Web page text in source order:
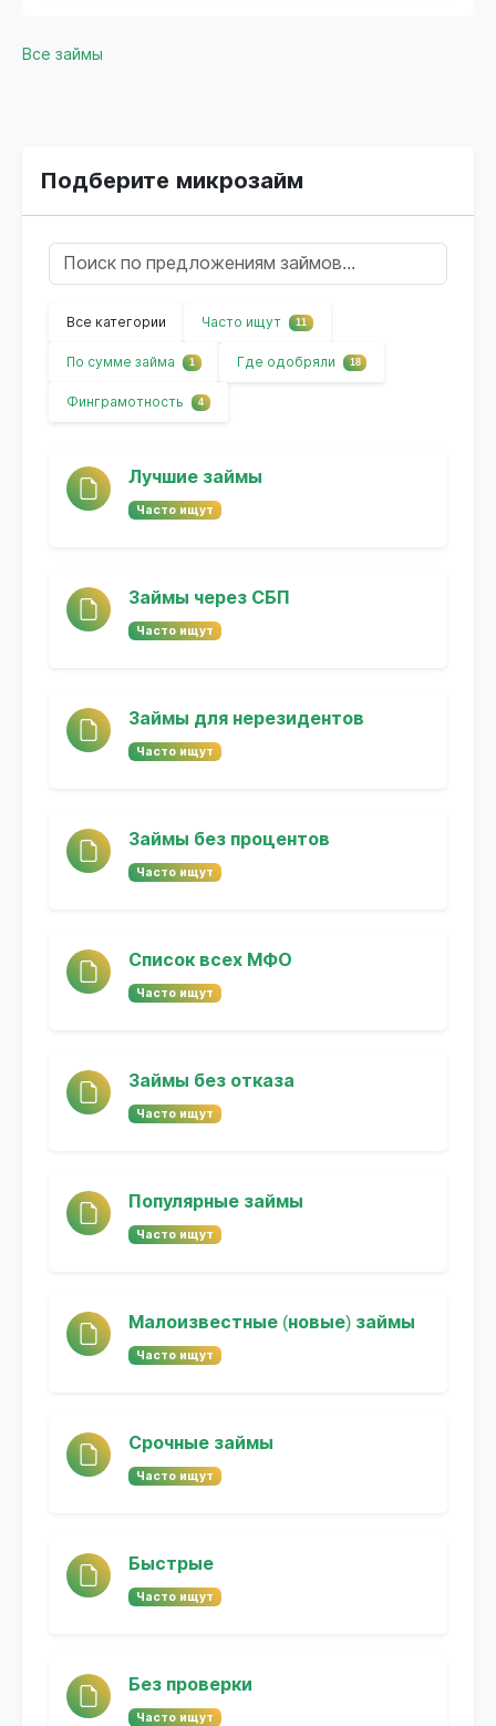
Все займы
Подберите микрозайм
Все категории Часто ищут 11
По сумме займа 1 Где одобряли 18
Финграмотность 4
Лучшие займы
Часто ищут
Займы через СБП
Часто ищут
Займы для нерезидентов
Часто ищут
Займы без процентов
Часто ищут
Список всех МФО
Часто ищут
Займы без отказа
Часто ищут
Популярные займы
Часто ищут
Малоизвестные (новые) займы
Часто ищут
Срочные займы
Часто ищут
Быстрые
Часто ищут
Без проверки
Часто ищут